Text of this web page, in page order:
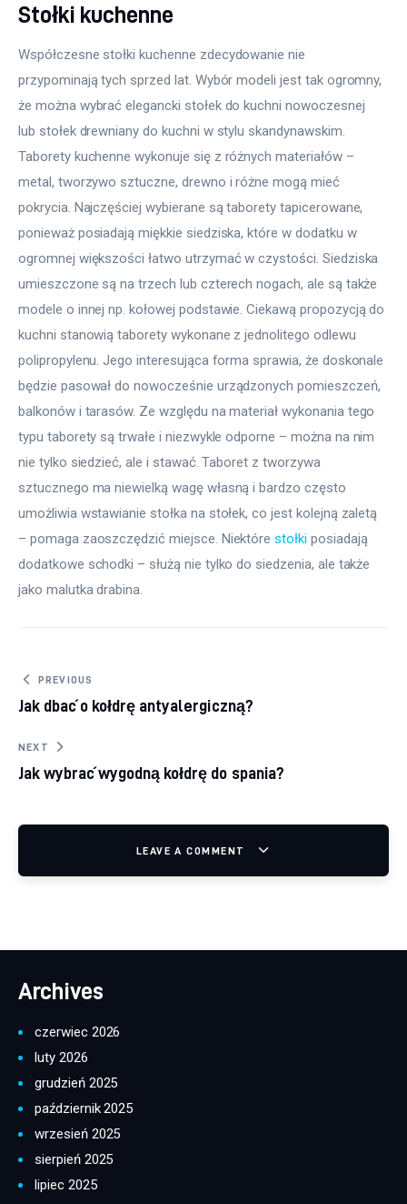
Stołki kuchenne
Współczesne stołki kuchenne zdecydowanie nie
przypominają tych sprzed lat. Wybór modeli jest tak ogromny,
że można wybrać elegancki stołek do kuchni nowoczesnej
lub stołek drewniany do kuchni w stylu skandynawskim.
Taborety kuchenne wykonuje się z różnych materiałów –
metal, tworzywo sztuczne, drewno i różne mogą mieć
pokrycia. Najczęściej wybierane są taborety tapicerowane,
ponieważ posiadają miękkie siedziska, które w dodatku w
ogromnej większości łatwo utrzymać w czystości. Siedziska
umieszczone są na trzech lub czterech nogach, ale są także
modele o innej np. kołowej podstawie. Ciekawą propozycją do
kuchni stanowią taborety wykonane z jednolitego odlewu
polipropylenu. Jego interesująca forma sprawia, że doskonale
będzie pasował do nowocześnie urządzonych pomieszczeń,
balkonów i tarasów. Ze względu na materiał wykonania tego
typu taborety są trwałe i niezwykle odporne – można na nim
nie tylko siedzieć, ale i stawać. Taboret z tworzywa
sztucznego ma niewielką wagę własną i bardzo często
umożliwia wstawianie stołka na stołek, co jest kolejną zaletą
– pomaga zaoszczędzić miejsce. Niektóre stołki posiadają
dodatkowe schodki – służą nie tylko do siedzenia, ale także
jako malutka drabina.
Nawigacja wpisu
PREVIOUS
Jak dbać o kołdrę antyalergiczną?
NEXT
Jak wybrać wygodną kołdrę do spania?
LEAVE A COMMENT
Archives
czerwiec 2026
luty 2026
grudzień 2025
październik 2025
wrzesień 2025
sierpień 2025
lipiec 2025